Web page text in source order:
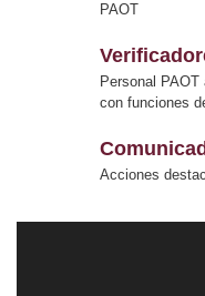
PAOT
Personal PAOT
con funciones
Acciones